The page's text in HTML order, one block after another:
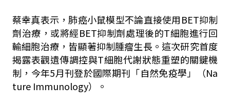
蔡幸真表示，肺癌小鼠模型不論直接使用BET抑制
劑治療，或將經BET抑制劑處理後的T細胞進行回
輸細胞治療，皆顯著抑制腫瘤生長。這次研究首度
揭露表觀遺傳調控與T細胞代謝狀態重塑的關鍵機
制，今年5月刊登於國際期刊「自然免疫學」（Na
ture Immunology）。